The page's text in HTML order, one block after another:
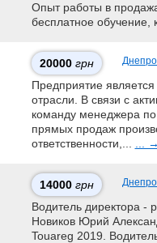
Опыт работы в
бесплатное обучение,
20000 грн
Предприятие
отрасли. В связи с
команду менеджера
прямых продаж
ответственности,... ...
14000 грн
Водитель директора -
Нoвикoв Юpий
Touareg 2019.